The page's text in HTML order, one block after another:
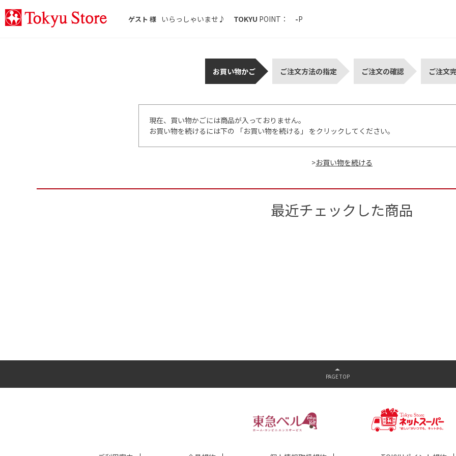
ゲスト 様 いらっしゃいませ♪ TOKYU POINT： -P
お買い物かご ご注文方法の指定 ご注文の確認 ご注文
現在、買い物かごには商品が入っておりません。
お買い物を続けるには下の 「お買い物を続ける」 をクリックしてください。
>
最近チェックした商品